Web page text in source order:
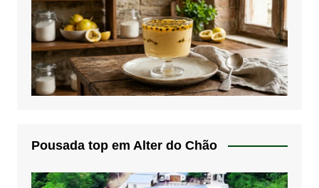
Pousada top em Alter do Chão